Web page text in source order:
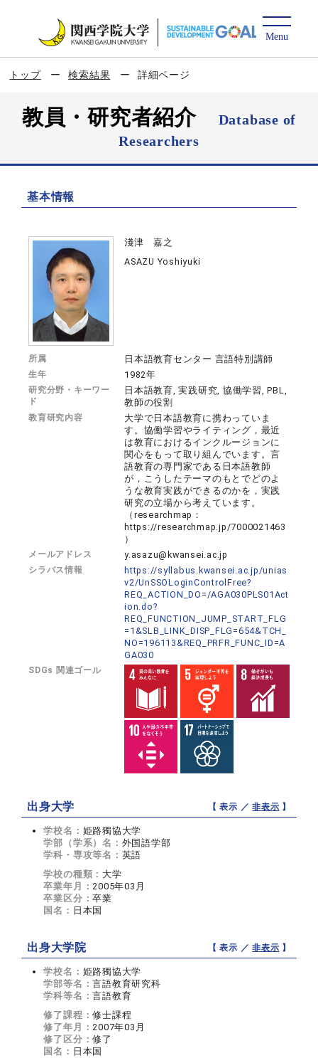
トップ 検索結果 詳細ページ
教員・研究者紹介
Database of
Researchers
基本情報
淺津 嘉之
ASAZU Yoshiyuki
所属 日本語教育センター 言語特別講師
生年 1982年
研究分野・キーワー
ド
日本語教育, 実践研究, 協働学習, PBL,
教師の役割
教育研究内容
大学で日本語教育に携わっていま
す。協働学習やライティング，最近
は教育におけるインクルージョンに
関心をもって取り組んでいます。言
語教育の専門家である日本語教師
が，こうしたテーマのもとでどのよ
うな教育実践ができるのかを，実践
研究の立場から考えています。
（researchmap：
https://researchmap.jp/7000021463
）
メールアドレス y.asazu@kwansei.ac.jp
シラバス情報
https://syllabus.kwansei.ac.jp/unias
v2/UnSSOLoginControlFree?
REQ_ACTION_DO=/AGA030PLS01Act
ion.do?
REQ_FUNCTION_JUMP_START_FLG
=1&SLB_LINK_DISP_FLG=654&TCH_
NO=196113&REQ_PRFR_FUNC_ID=A
GA030
SDGs 関連ゴール
出身大学 【 表示 ／非表示 】
学校名： 姫路獨協大学
学部（学系）名： 外国語学部
学科・専攻等名： 英語
学校の種類： 大学
卒業年月：2005年03月
卒業区分：卒業
国名： 日本国
出身大学院 【 表示 ／非表示 】
学校名： 姫路獨協大学
学部等名：言語教育研究科
学科等名：言語教育
修了課程：修士課程
修了年月：2007年03月
修了区分：修了
国名： 日本国